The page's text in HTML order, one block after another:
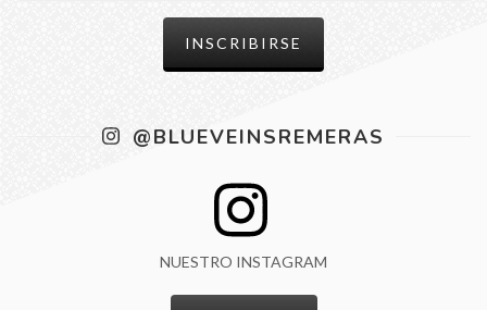
@BLUEVEINSREMERAS
NUESTRO INSTAGRAM